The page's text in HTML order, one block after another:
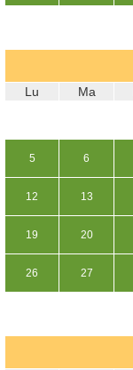
Lu Ma
5 6
12 13
19 20
26 27